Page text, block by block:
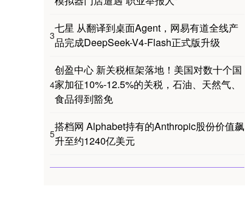
3
七星 从翻译到桌面Agent，网易有道全线产
品完成DeepSeek-V4-Flash正式版升级
4
创盈中心 新关税框架落地！美国对数十个国
家加征10%-12.5%的关税，石油、天然气、
食品得到豁免
5
搭档网 Alphabet持有的Anthropic股份价值飙
升至约1240亿美元